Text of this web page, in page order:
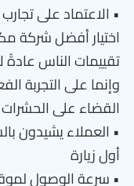
• الاعتماد على
اختيار أفضل شركة
تقييمات الناس عادةً
وإنما على التجربة
القضاء على الحشرات
• العملاء يشيدون
أول زيارة
• سرعة الوصول